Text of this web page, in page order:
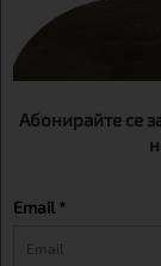
Абонирайте се
Email *